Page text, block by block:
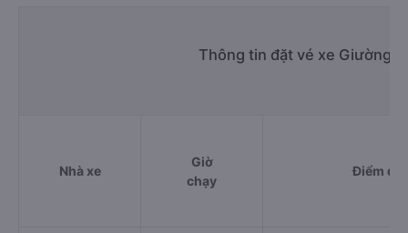
Thông tin đặt vé xe Giường
Nhà xe
Giờ
chạy
Điểm đi